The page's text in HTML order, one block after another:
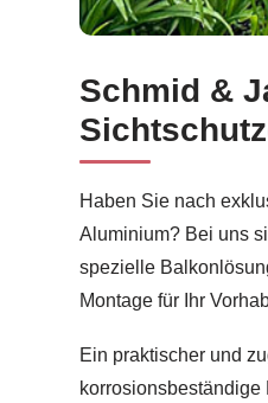
Balkonsanierung in
Schmid &
Haben Sie nach
Aluminium? Bei uns
spezielle
Montage für Ihr
Ein praktischer und